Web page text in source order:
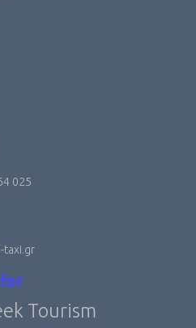
025
taxi.gr
Tourism